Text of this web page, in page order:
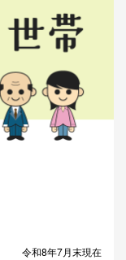
令和8年7月末現在